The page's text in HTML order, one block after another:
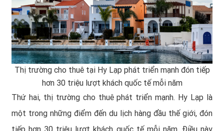
Thị trường cho thuê tại Hy Lạp phát triển mạnh đón tiếp
hơn 30 triệu lượt khách quốc tế mỗi năm
Thứ hai, thị trường cho thuê phát triển mạnh. Hy Lạp là
một trong những điểm đến du lịch hàng đầu thế giới, đón
tiếp hơn 30 triệu lượt khách quốc tế mỗi năm. Điều này